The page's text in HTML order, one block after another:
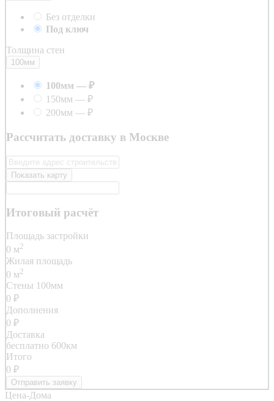
Без отделки
Под ключ
Толщина стен
100мм
100мм — ₽
150мм — ₽
200мм — ₽
Рассчитать доставку в Москве
Показать карту
Итоговый расчёт
Площадь застройки
0 м2
Жилая площадь
0 м2
Стены 100мм
0 ₽
Дополнения
0 ₽
Доставка
бесплатно 600км
Итого
0 ₽
Отправить заявку
Цена-Дома